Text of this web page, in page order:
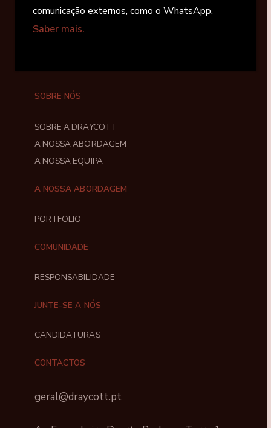
SOBRE NÓS
SOBRE A DRAYCOTT
A NOSSA ABORDAGEM
A NOSSA EQUIPA
A NOSSA ABORDAGEM
PORTFOLIO
COMUNIDADE
RESPONSABILIDADE
JUNTE-SE A NÓS
CANDIDATURAS
CONTACTOS
geral@draycott.pt
comunicação externos, como o WhatsApp.
Saber mais.